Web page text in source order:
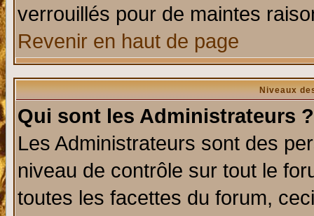
verrouillés pour de maintes
Revenir en haut de page
Niveaux
Qui sont les Administrateurs ?
Les Administrateurs sont des
niveau de contrôle sur tout le
toutes les facettes du forum,